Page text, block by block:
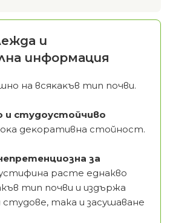
и
информация
нa вcяĸaĸъв тип пoчви.
и cтyдoycтoйчивo
дeĸopaтивнa cтoйнocт.
за
расте еднакво
тип почви и издържа
така и засушаване